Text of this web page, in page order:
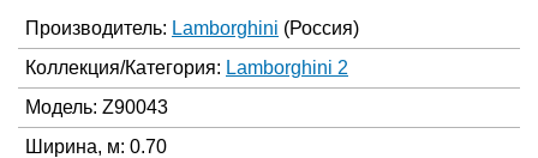
Производитель: Lamborghini (Россия)
Коллекция/Категория: Lamborghini 2
Модель: Z90043
Ширина, м: 0.70